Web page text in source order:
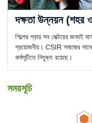
দক্ষতা উন্নয়ন (শহর
শিল্পের প্রায় সব সেক্টরের জন্যই
প্রয়োজনীয়। CSIR সমাজের সাথে
কর্মসূচীতে নিযুক্ত রয়েছে।
সময়সূচি